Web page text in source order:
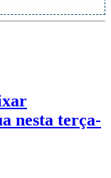
nesta terça-